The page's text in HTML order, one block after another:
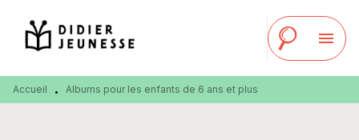
MENU RECHERCHE
PIED DE PAGE
menu
Accueil • Albums pour les enfants de 6 ans et plus